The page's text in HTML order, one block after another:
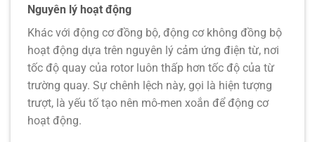
Nguyên lý hoạt động
Khác với động cơ đồng bộ, động cơ không đồng bộ
hoạt động dựa trên nguyên lý cảm ứng điện từ, nơi
tốc độ quay của rotor luôn thấp hơn tốc độ của từ
trường quay. Sự chênh lệch này, gọi là hiện tượng
trượt, là yếu tố tạo nên mô-men xoắn để động cơ
hoạt động.